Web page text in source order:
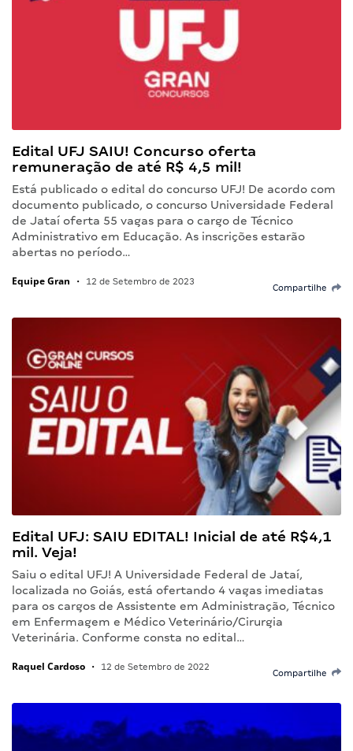
Edital UFJ SAIU! Concurso oferta
remuneração de até R$ 4,5 mil!
Está publicado o edital do concurso UFJ! De acordo com
documento publicado, o concurso Universidade Federal
de Jataí oferta 55 vagas para o cargo de Técnico
Administrativo em Educação. As inscrições estarão
abertas no período…
Equipe Gran • 12 de Setembro de 2023
Compartilhe
Edital UFJ: SAIU EDITAL! Inicial de até R$4,1
mil. Veja!
Saiu o edital UFJ! A Universidade Federal de Jataí,
localizada no Goiás, está ofertando 4 vagas imediatas
para os cargos de Assistente em Administração, Técnico
em Enfermagem e Médico Veterinário/Cirurgia
Veterinária. Conforme consta no edital…
Raquel Cardoso • 12 de Setembro de 2022
Compartilhe